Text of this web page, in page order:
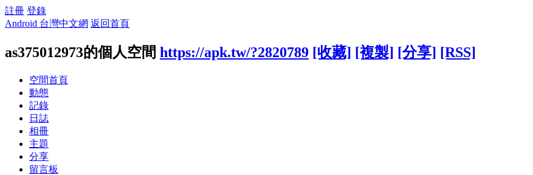
註冊 登錄
Android 台灣中文網 返回首頁
as375012973的個人空間 https://apk.tw/?2820789 [收藏] [複製] [分享] [RSS]
空間首頁
動態
記錄
日誌
相冊
主題
分享
留言板